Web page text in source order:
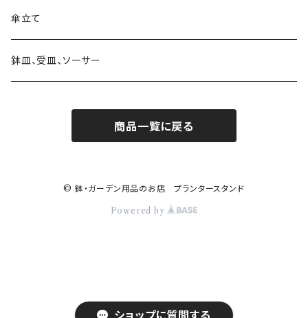
ショップに質問する
素材 ブリキ
素材 陶器
素材 プラスティック
素材 ウッド・木製
素材 アイアン・鉄製
素材 ウッド・木製
サインボード・スタンド
ハンギングベル
素材 セメント
素材 アイアン・鉄製
素材 ブリキ
大きさ 9号以上
かご・バスケットの鉢カバー
蚊遣り 蚊取り線香ホルダー
日よけ帽子・グローブ
陶器
ガラス
傘立て
鉢皿、受皿、ソーサー
商品一覧に戻る
© 鉢・ガーデン用品のお店 プランタースタンド
Powered by